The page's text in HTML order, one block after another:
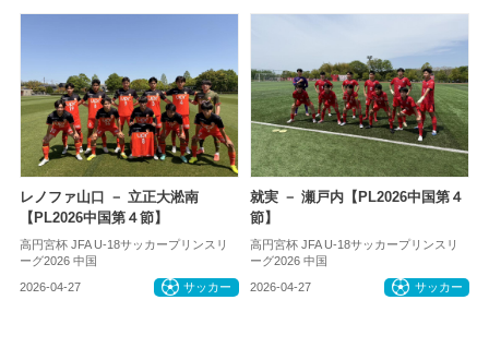
レノファ山口 － 立正大淞南
【PL2026中国第４節】
高円宮杯 JFA U-18サッカープリンスリ
ーグ2026 中国
2026-04-27 サッカー
就実 － 瀬戸内【PL2026中国第４
節】
高円宮杯 JFA U-18サッカープリンスリ
ーグ2026 中国
2026-04-27 サッカー